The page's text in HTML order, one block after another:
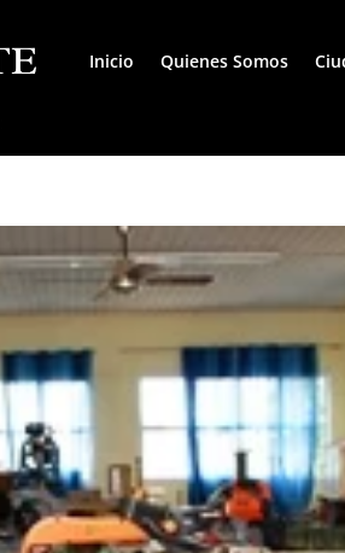
Inicio Quienes Somos